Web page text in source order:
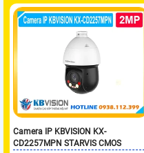
Camera IP KBVISION KX-
CD2257MPN STARVIS CMOS